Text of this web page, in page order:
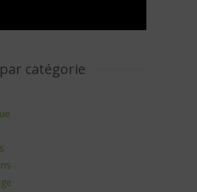
catégorie